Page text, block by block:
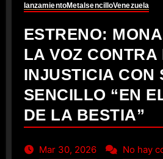
lanzamientoMetalsencilloVenezuela
ESTRENO:
LA VOZ CONTRA
INJUSTICIA CON
SENCILLO “EN
DE LA BESTIA”
Mar 30, 2026 No hay